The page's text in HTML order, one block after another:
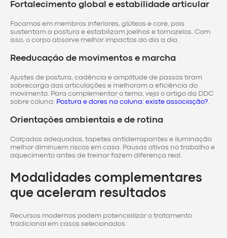
Fortalecimento global e estabilidade articular
Focamos em membros inferiores, glúteos e core, pois
sustentam a postura e estabilizam joelhos e tornozelos. Com
isso, o corpo absorve melhor impactos do dia a dia.
Reeducação de movimentos e marcha
Ajustes de postura, cadência e amplitude de passos tiram
sobrecarga das articulações e melhoram a eficiência do
movimento. Para complementar o tema, veja o artigo da DDC
sobre coluna: Postura e dores na coluna: existe associação?
Orientações ambientais e de rotina
Calçados adequados, tapetes antiderrapantes e iluminação
melhor diminuem riscos em casa. Pausas ativas no trabalho e
aquecimento antes de treinar fazem diferença real.
Modalidades complementares
que aceleram resultados
Recursos modernos podem potencializar o tratamento
tradicional em casos selecionados.